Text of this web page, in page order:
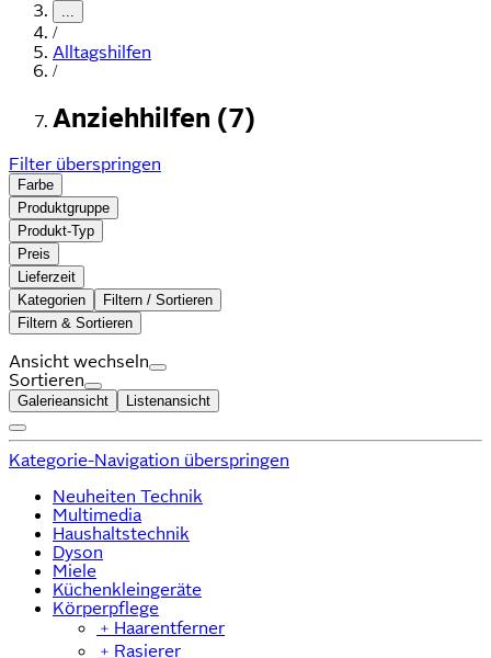
...
/
Alltagshilfen
/
Anziehhilfen (7)
Filter überspringen
Farbe
Produktgruppe
Produkt-Typ
Preis
Lieferzeit
Kategorien
Filtern / Sortieren
Filtern & Sortieren
Ansicht wechseln
Sortieren
Galerieansicht Listenansicht
Kategorie-Navigation überspringen
Neuheiten Technik
Multimedia
Haushaltstechnik
Dyson
Miele
Küchenkleingeräte
Körperpflege
﹢ Haarentferner
﹢ Rasierer